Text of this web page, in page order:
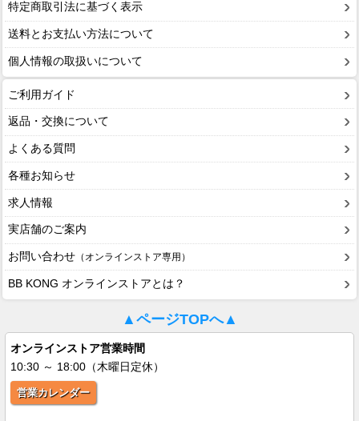
特定商取引法に基づく表示
送料とお支払い方法について
個人情報の取扱いについて
ご利用ガイド
返品・交換について
よくある質問
各種お知らせ
求人情報
実店舗のご案内
お問い合わせ （オンラインストア専用）
BB KONG オンラインストアとは？
▲ページTOPへ▲
オンラインストア営業時間
10:30 ～ 18:00（木曜日定休）
営業カレンダー